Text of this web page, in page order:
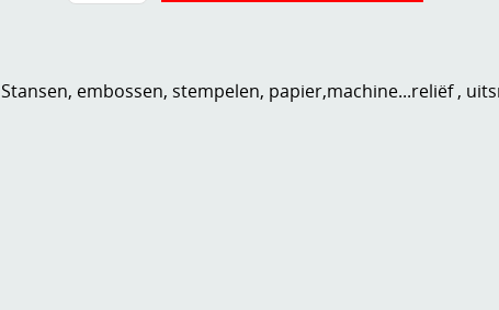
Stansen, embossen, stempelen, papier,machine...reliëf ,